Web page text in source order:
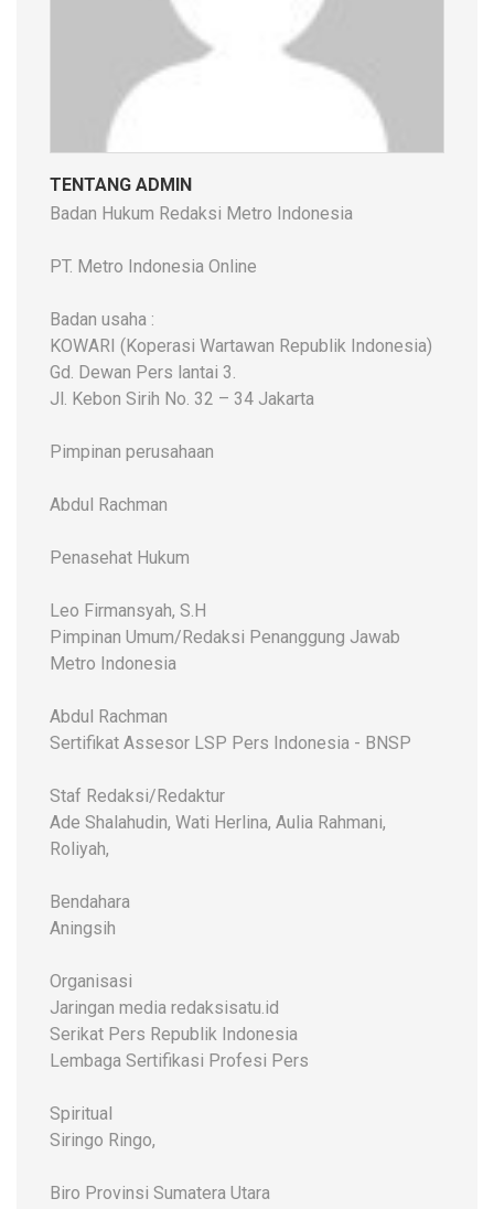
TENTANG ADMIN
Badan Hukum Redaksi Metro Indonesia
PT. Metro Indonesia Online
Badan usaha :
KOWARI (Koperasi Wartawan Republik Indonesia)
Gd. Dewan Pers lantai 3.
Jl. Kebon Sirih No. 32 – 34 Jakarta
Pimpinan perusahaan
Abdul Rachman
Penasehat Hukum
Leo Firmansyah, S.H
Pimpinan Umum/Redaksi Penanggung Jawab
Metro Indonesia
Abdul Rachman
Sertifikat Assesor LSP Pers Indonesia - BNSP
Staf Redaksi/Redaktur
Ade Shalahudin, Wati Herlina, Aulia Rahmani,
Roliyah,
Bendahara
Aningsih
Organisasi
Jaringan media redaksisatu.id
Serikat Pers Republik Indonesia
Lembaga Sertifikasi Profesi Pers
Spiritual
Siringo Ringo,
Biro Provinsi Sumatera Utara